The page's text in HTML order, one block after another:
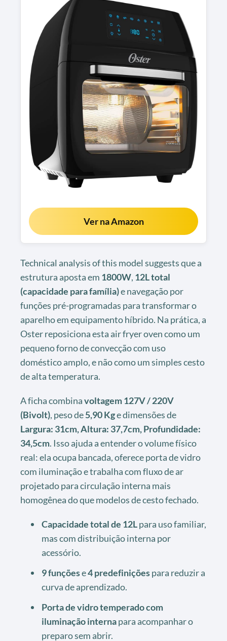
Ver na Amazon
Technical analysis of this model suggests que a
estrutura aposta em 1800W, 12L total
(capacidade para família)e navegação por
funções pré-programadas para transformar o
aparelho em equipamento híbrido. Na prática, a
Oster reposiciona esta air fryer oven como um
pequeno forno de convecção com uso
doméstico amplo, e não como um simples cesto
de alta temperatura.
A ficha combinavoltagem 127V / 220V
(Bivolt), peso de5,90 Kge dimensões de
Largura: 31cm, Altura: 37,7cm, Profundidade:
34,5cm. Isso ajuda a entender o volume físico
real: ela ocupa bancada, oferece porta de vidro
com iluminação e trabalha com fluxo de ar
projetado para circulação interna mais
homogênea do que modelos de cesto fechado.
Capacidade total de 12Lpara uso familiar,
mas com distribuição interna por
acessório.
9 funçõese4 predefiniçõespara reduzir a
curva de aprendizado.
Porta de vidro temperado com
iluminação internapara acompanhar o
preparo sem abrir.